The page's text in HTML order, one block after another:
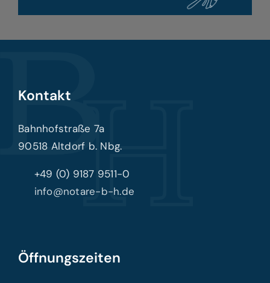
Kontakt
Bahnhofstraße 7a
90518 Altdorf b. Nbg.
+49 (0) 9187 9511-0
info@notare-b-h.de
Öffnungszeiten